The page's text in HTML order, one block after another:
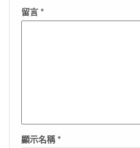
留言 *
顯示名稱*